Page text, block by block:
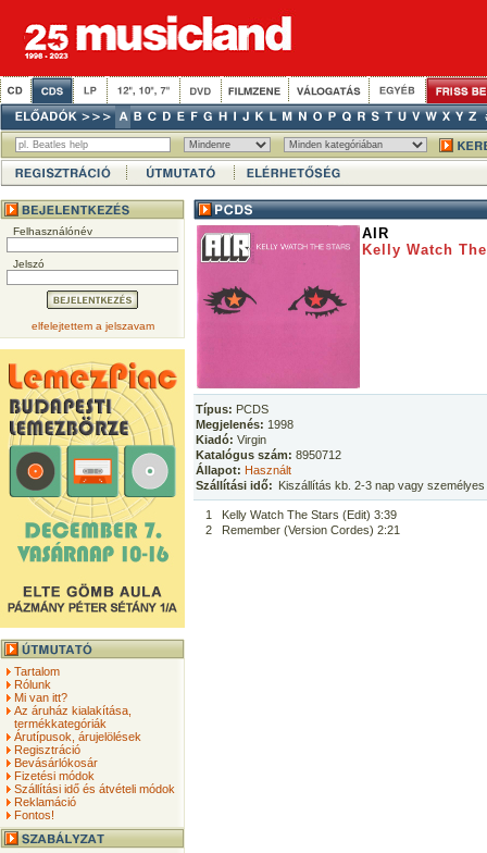
Felhasználónév
Jelszó
elfelejtettem a jelszavam
Tartalom
Rólunk
Mi van itt?
Az áruház kialakítása,
termékkategóriák
Árutípusok, árujelölések
Regisztráció
Bevásárlókosár
Fizetési módok
Szállítási idő és átvételi módok
Reklamáció
Fontos!
AIR
Kelly Watch
Típus: PCDS
Megjelenés: 1998
Kiadó: Virgin
Katalógus szám: 8950712
Állapot: Használt
Szállítási idő: Kiszállítás kb. 2-3 nap vagy
1
Kelly Watch The Stars (Edit) 3:39
2
Remember (Version Cordes) 2:21